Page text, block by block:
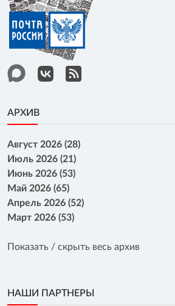
АРХИВ
Август 2026 (28)
Июль 2026 (21)
Июнь 2026 (53)
Май 2026 (65)
Апрель 2026 (52)
Март 2026 (53)
Показать / скрыть весь архив
НАШИ ПАРТНЕРЫ